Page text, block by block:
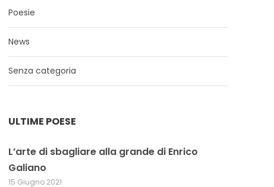
Poesie
News
Senza categoria
ULTIME POESE
L’arte di sbagliare alla grande di Enrico
Galiano
15 Giugno 2021